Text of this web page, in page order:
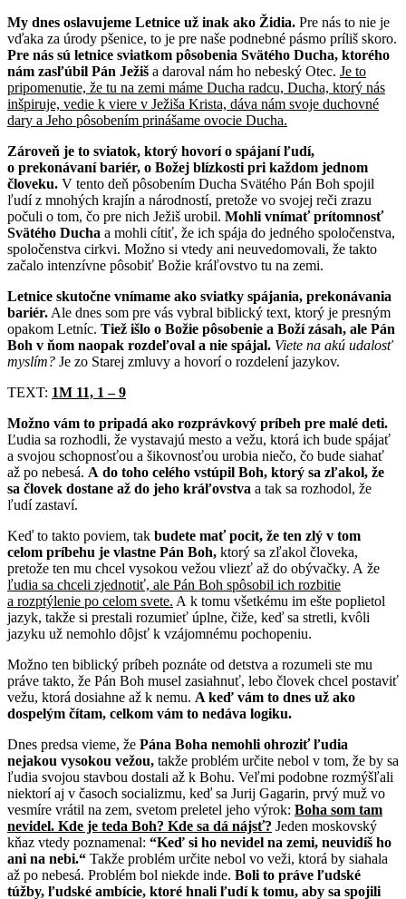
My dnes oslavujeme Letnice už inak ako Židia. Pre nás to nie je
vďaka za úrody pšenice, to je pre naše podnebné pásmo príliš skoro.
Pre nás sú letnice sviatkom pôsobenia Svätého Ducha, ktorého
nám zasľúbil Pán Ježiš a daroval nám ho nebeský Otec. Je to
pripomenutie, že tu na zemi máme Ducha radcu, Ducha, ktorý nás
inšpiruje, vedie k viere v Ježiša Krista, dáva nám svoje duchovné
dary a Jeho pôsobením prinášame ovocie Ducha.
Zároveň je to sviatok, ktorý hovorí o spájaní ľudí,
o prekonávaní bariér, o Božej blízkosti pri každom jednom
človeku. V tento deň pôsobením Ducha Svätého Pán Boh spojil
ľudí z mnohých krajín a národností, pretože vo svojej reči zrazu
počuli o tom, čo pre nich Ježiš urobil. Mohli vnímať prítomnosť
Svätého Ducha a mohli cítiť, že ich spája do jedného spoločenstva,
spoločenstva cirkvi. Možno si vtedy ani neuvedomovali, že takto
začalo intenzívne pôsobiť Božie kráľovstvo tu na zemi.
Letnice skutočne vnímame ako sviatky spájania, prekonávania
bariér. Ale dnes som pre vás vybral biblický text, ktorý je presným
opakom Letníc. Tiež išlo o Božie pôsobenie a Boží zásah, ale Pán
Boh v ňom naopak rozdeľoval a nie spájal. Viete na akú udalosť
myslím? Je zo Starej zmluvy a hovorí o rozdelení jazykov.
TEXT: 1M 11, 1 – 9
Možno vám to pripadá ako rozprávkový príbeh pre malé deti.
Ľudia sa rozhodli, že vystavajú mesto a vežu, ktorá ich bude spájať
a svojou schopnosťou a šikovnosťou urobia niečo, čo bude siahať
až po nebesá. A do toho celého vstúpil Boh, ktorý sa zľakol, že
sa človek dostane až do jeho kráľovstva a tak sa rozhodol, že
ľudí zastaví.
Keď to takto poviem, tak budete mať pocit, že ten zlý v tom
celom príbehu je vlastne Pán Boh, ktorý sa zľakol človeka,
pretože ten mu chcel vysokou vežou vliezť až do obývačky. A že
ľudia sa chceli zjednotiť, ale Pán Boh spôsobil ich rozbitie
a rozptýlenie po celom svete. A k tomu všetkému im ešte poplietol
jazyk, takže si prestali rozumieť úplne, čiže, keď sa stretli, kvôli
jazyku už nemohlo dôjsť k vzájomnému pochopeniu.
Možno ten biblický príbeh poznáte od detstva a rozumeli ste mu
práve takto, že Pán Boh musel zasiahnuť, lebo človek chcel postaviť
vežu, ktorá dosiahne až k nemu. A keď vám to dnes už ako
dospelým čítam, celkom vám to nedáva logiku.
Dnes predsa vieme, že Pána Boha nemohli ohroziť ľudia
nejakou vysokou vežou, takže problém určite nebol v tom, že by sa
ľudia svojou stavbou dostali až k Bohu. Veľmi podobne rozmýšľali
niektorí aj v časoch socializmu, keď sa Jurij Gagarin, prvý muž vo
vesmíre vrátil na zem, svetom preletel jeho výrok: Boha som tam
nevidel. Kde je teda Boh? Kde sa dá nájsť? Jeden moskovský
kňaz vtedy poznamenal: “Keď si ho nevidel na zemi, neuvidíš ho
ani na nebi.“ Takže problém určite nebol vo veži, ktorá by siahala
až po nebesá. Problém bol niekde inde. Boli to práve ľudské
túžby, ľudské ambície, ktoré hnali ľudí k tomu, aby sa spojili